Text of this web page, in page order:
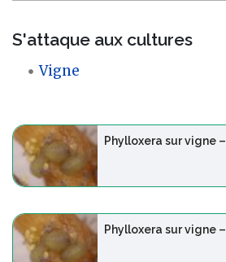
S'attaque aux cultures
Vigne
Phylloxera sur vigne
Phylloxera sur vigne